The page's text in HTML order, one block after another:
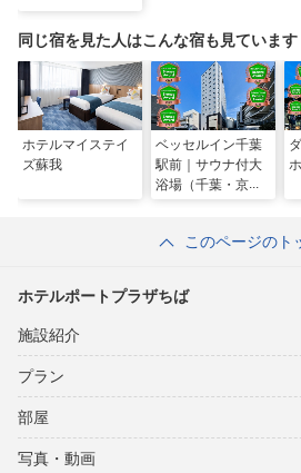
同じ宿を見た人はこんな宿も見ています
ホテルマイステイ
ズ蘇我
ベッセルイン千葉
駅前｜サウナ付大
浴場（千葉・京成
このページのト
ホテルポートプラザちば
施設紹介
プラン
部屋
写真・動画